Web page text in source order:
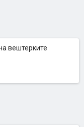
вештерките